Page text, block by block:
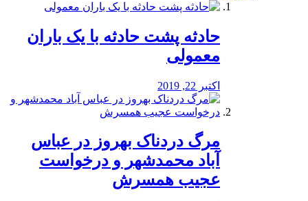
️حادثه پشت حادثه با یک باران
معمولی
اکتبر 22, 2019
مرگ دردناک بهروز در عباس
آباد محمدشهر و درخواست
عجیب همسرش